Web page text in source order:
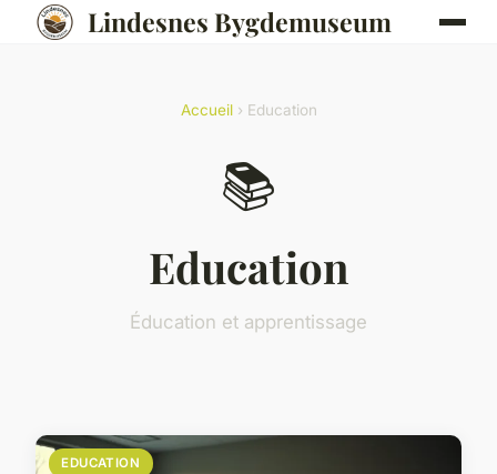
Lindesnes Bygdemuseum
Accueil› Education
📚
Education
Éducation et apprentissage
EDUCATION